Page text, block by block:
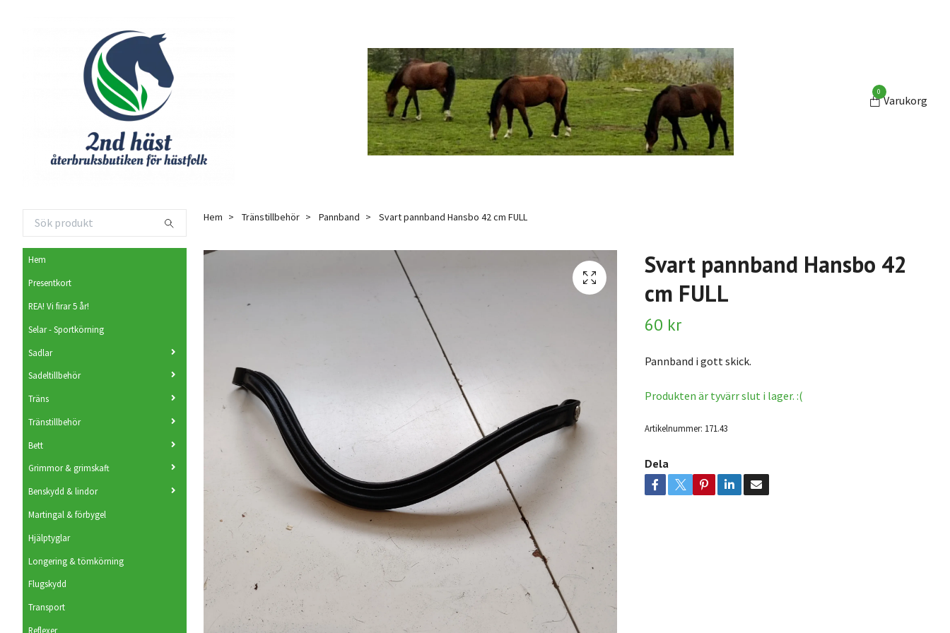
0
Varukorg
Hem
Presentkort
REA! Vi firar 5 år!
Selar - Sportkörning
Sadlar
Sadeltillbehör
Träns
Tränstillbehör
Bett
Grimmor & grimskaft
Benskydd & lindor
Martingal & förbygel
Hjälptyglar
Longering & tömkörning
Flugskydd
Transport
Reflexer
Hem Tränstillbehör Pannband Svart pannband Hansbo 42 cm FULL
Svart pannband Hansbo 42
cm FULL
60 kr
Pannband i gott skick.
Produkten är tyvärr slut i lager. :(
Artikelnummer: 171.43
Dela